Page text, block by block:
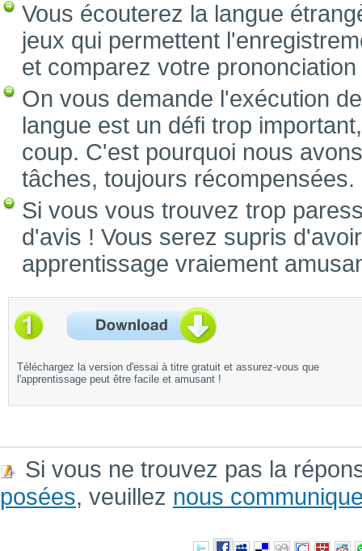
Vous écouterez la langue
jeux qui permettent
et comparez votre
On vous demande l'exécution
langue est un défi trop
coup. C'est pourquoi nous
tâches, toujours récompensées.
Si vous vous trouvez trop
d'avis ! Vous serez supris
apprentissage vraiement
Téléchargez la version d'essai à titre gratuit et assurez-vous que
l'apprentissage peut être facile et amusant !
Si vous ne trouvez pas la
posées, veuillez nous